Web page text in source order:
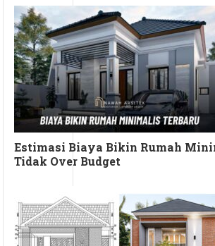
Estimasi Biaya Bikin Rumah
Tidak Over Budget